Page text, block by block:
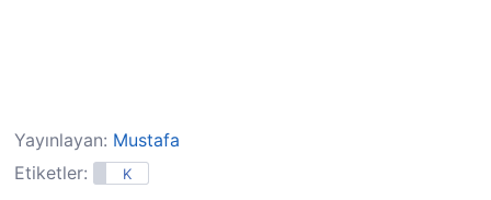
Yayınlayan: Mustafa
Etiketler:
K